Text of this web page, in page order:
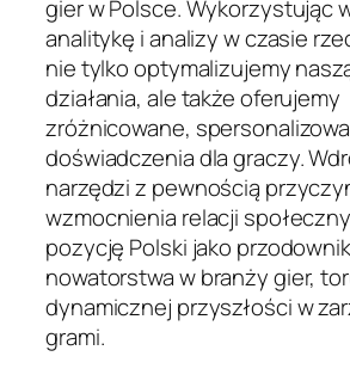
gier w Polsce. Wykorzystując
analitykę i analizy w czasie
nie tylko optymalizujemy
działania, ale także oferujemy
zróżnicowane,
doświadczenia dla graczy.
narzędzi z pewnością
wzmocnienia relacji
pozycję Polski jako
nowatorstwa w branży gier,
dynamicznej przyszłości w
grami.